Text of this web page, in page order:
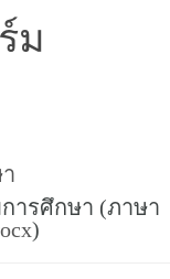
ม
ารศึกษา (ภาษา
)